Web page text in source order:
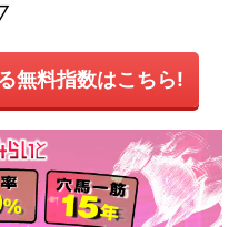
無料指数はこちら!